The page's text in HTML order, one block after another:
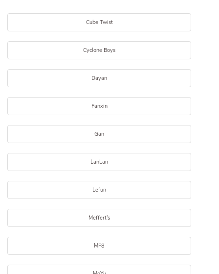
Cube Twist
Cyclone Boys
Dayan
Fanxin
Gan
LanLan
Lefun
Meffert's
MF8